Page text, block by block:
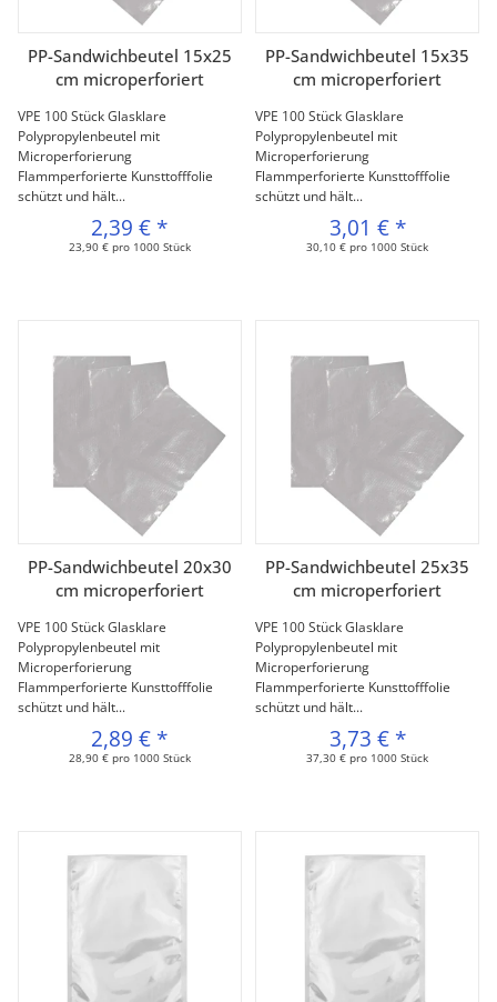
PP-Sandwichbeutel 15x25
cm microperforiert
VPE 100 Stück Glasklare
Polypropylenbeutel mit
Microperforierung
Flammperforierte Kunsttofffolie
schützt und hält...
2,39 € *
23,90 € pro 1000 Stück
PP-Sandwichbeutel 15x35
cm microperforiert
VPE 100 Stück Glasklare
Polypropylenbeutel mit
Microperforierung
Flammperforierte Kunsttofffolie
schützt und hält...
3,01 € *
30,10 € pro 1000 Stück
PP-Sandwichbeutel 20x30
cm microperforiert
VPE 100 Stück Glasklare
Polypropylenbeutel mit
Microperforierung
Flammperforierte Kunsttofffolie
schützt und hält...
2,89 € *
28,90 € pro 1000 Stück
PP-Sandwichbeutel 25x35
cm microperforiert
VPE 100 Stück Glasklare
Polypropylenbeutel mit
Microperforierung
Flammperforierte Kunsttofffolie
schützt und hält...
3,73 € *
37,30 € pro 1000 Stück